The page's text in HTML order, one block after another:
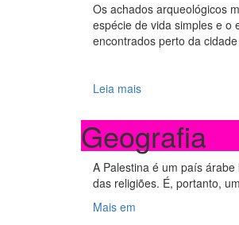
Os achados arqueológicos
espécie de vida simples e o
encontrados perto da
Leia mais
Geografia
A Palestina é um país
das religiões. É, portanto,
Mais em